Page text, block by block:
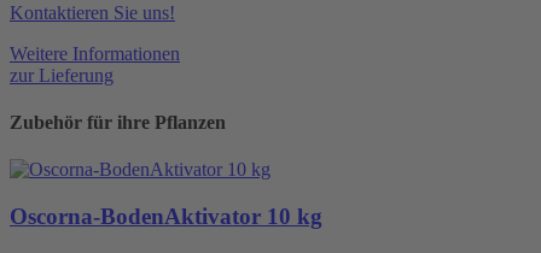
Kontaktieren Sie uns!
Weitere Informationen
zur Lieferung
Zubehör für ihre Pflanzen
Oscorna-BodenAktivator 10 kg